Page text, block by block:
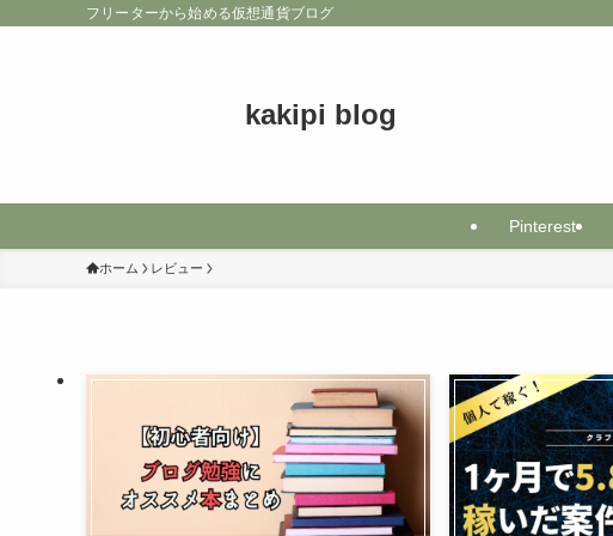
フリーターから始める仮想通貨ブログ
kakipi blog
Pinterest
ホーム レビュー